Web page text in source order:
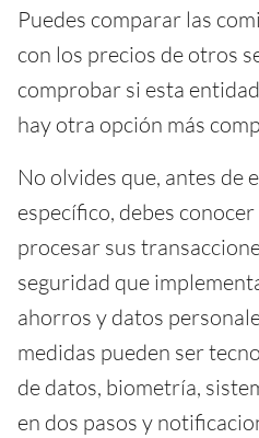
Puedes comparar las
con los precios de otros
comprobar si esta
hay otra opción más
No olvides que, antes de
específico, debes
procesar sus
seguridad que
ahorros y datos
medidas pueden ser
de datos, biometría,
en dos pasos y